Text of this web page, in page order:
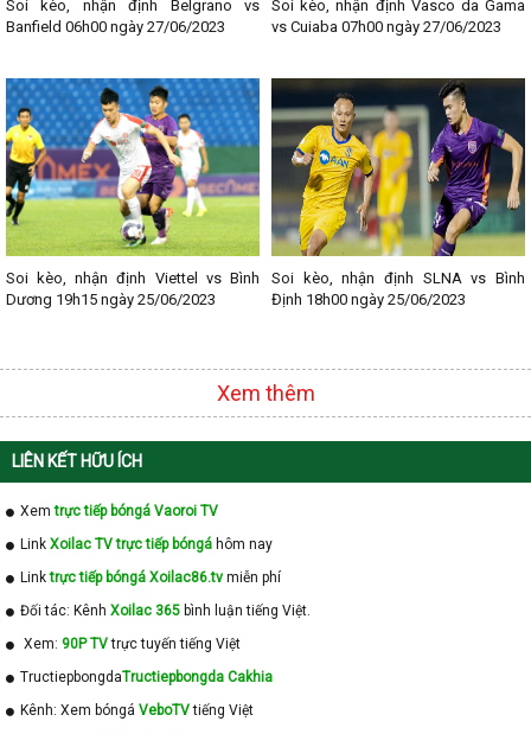
Soi kèo, nhận định Belgrano vs
Banfield 06h00 ngày 27/06/2023
Soi kèo, nhận định Vasco da Gama
vs Cuiaba 07h00 ngày 27/06/2023
Soi kèo, nhận định Viettel vs Bình
Dương 19h15 ngày 25/06/2023
Soi kèo, nhận định SLNA vs Bình
Định 18h00 ngày 25/06/2023
Xem thêm
LIÊN KẾT HỮU ÍCH
Xemtrực tiếp bóngá Vaoroi TV
Link Xoilac TV trực tiếp bóngá hôm nay
Linktrực tiếp bóngá Xoilac86.tv miễn phí
Đối tác: Kênh Xoilac 365 bình luận tiếng Việt.
Xem: 90P TVtrực tuyến tiếng Việt
TructiepbongdaTructiepbongda Cakhia
Kênh: Xem bóngá VeboTVtiếng Việt